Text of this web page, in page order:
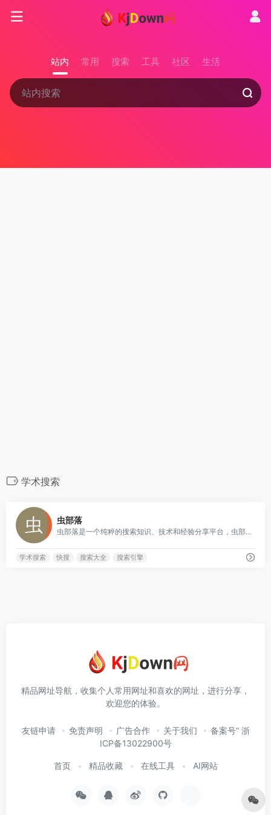
站内 常用 搜索 工具 社区 生活
学术搜索
虫部落
虫部落是一个纯粹的搜索知识、技术和经验分享平台，虫部落快搜、虫部落学术搜索等搜索聚合工具均为虫部落原创出品，搜索世界的乐趣，就在虫部落！
学术搜索 快搜 搜索大全 搜索引擎
精品网址导航，收集个人常用网址和喜欢的网址，进行分享，
欢迎您的体验。
友链申请 免责声明 广告合作 关于我们
备案号“ 浙
ICP备13022900号
首页 精品收藏 在线工具 AI网站